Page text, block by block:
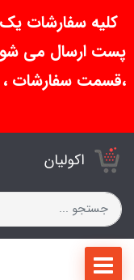
کلیه سفارشات
پست ارسال می
،قسمت سفارشات ،
اکولیان